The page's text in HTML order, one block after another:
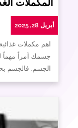
أبريل 28, 2025
اهم مكملات
جسمك أمراً مهماً
الجسم. فالجسم